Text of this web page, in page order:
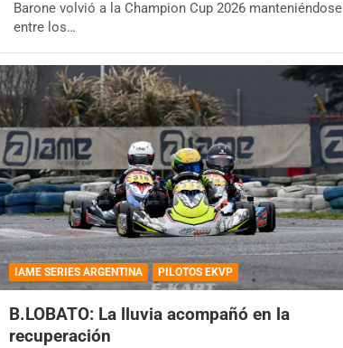
Barone volvió a la Champion Cup 2026 manteniéndose
entre los…
IAME SERIES ARGENTINA PILOTOS EKVP
B.LOBATO: La lluvia acompañó en la
recuperación